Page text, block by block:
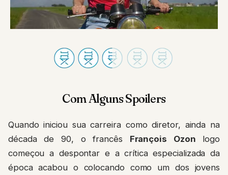
Com Alguns Spoilers
Quando iniciou sua carreira como diretor, ainda na
década de 90, o francês François Ozon logo
começou a despontar e a crítica especializada da
época acabou o colocando como um dos jovens